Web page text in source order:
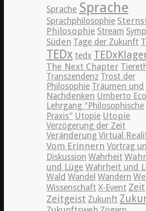
Sprache Sprache
Sprachphilosophie
Philosophie Stream
Süden Tage der Zukunft
TEDx tedx
The Next Chapter
Transzendenz Trost der
Philosophie Träumen und
Nachdenken Umberto Eco
Lehrgang "Philosophische
Praxis" Utopie Utopie
Verzögerung der Zeit
Veränderung Virtual
Vom Erinnern Vortrag
Diskussion Wahrheit
und Lüge Wahrheit und
Wald Wandel Wandern
Wissenschaft X-Event Zeit
Zeitgeist Zukunft